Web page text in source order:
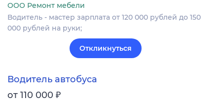
ООО Ремонт мебели
Водитель - мастер зарплата от 120 000 рублей до 150
000 рублей на руки;
Откликнуться
Водитель автобуса
от 110 000 ₽